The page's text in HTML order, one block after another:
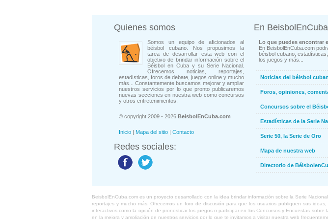
Quienes somos
Somos un equipo de aficionados al
béisbol cubano. Nos propusimos la
tarea de desarrollar esta web con el
objetivo de brindar información sobre el
Béisbol en Cuba y su Serie Nacional.
Ofrecemos noticias, reportajes,
estadísticas, foros de debate, juegos online y mucho
más... Constantemente buscamos mejorar y ampliar
nuestros servicios por lo que pronto publicaremos
nuevas secciones en nuestra web como concursos
y otros entretenimientos.
© copyright 2009 - 2026 BeisbolEnCuba.com
Inicio | Mapa del sitio | Contacto
Redes sociales:
En
Lo que puedes encontrar
En BeisbolEnCuba.com
béisbol cubano,
los juegos y más...
Noticias del béisbol
Foros, opiniones,
Concursos sobre el
Estadísticas de la Serie
Serie 50, la Serie de Oro
Mapa de nuestra web
Directorio de
BeisbolEnCuba.com es un proyecto desarrollado con la idea brindar información sobre la Serie
reportajes y mucho más. Ofrecemos un foro de discusión para que los usuarios publiquen sus
interactivos como la opción de pronosticar los juegos o participar en los Concursos y Encuestas
en la mejora y ampliación de nuestros servicios por lo que te invitamos a visitar nuestra web